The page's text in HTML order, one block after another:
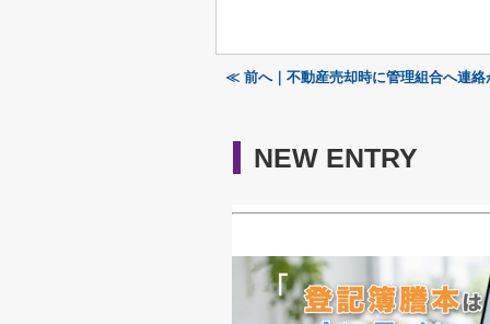
≪ 前へ｜不動産売却時に管理組合へ連
NEW ENTRY